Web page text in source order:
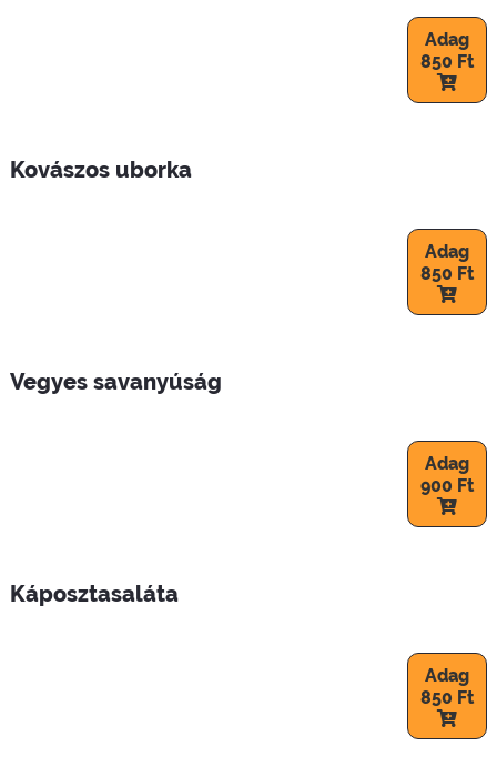
Adag
850 Ft
Kovászos uborka
Adag
850 Ft
Vegyes savanyúság
Adag
900 Ft
Káposztasaláta
Adag
850 Ft